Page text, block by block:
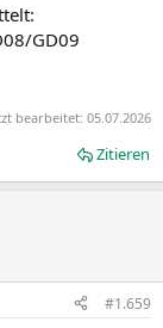
GD09
bearbeitet: 05.07.2026
Zitieren
#1.659